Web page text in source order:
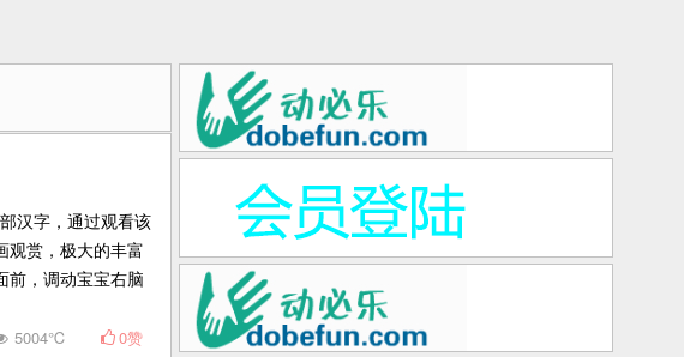
汉字，通过观看该
观赏，极大的丰富
前，调动宝宝右脑
5004℃ 0赞